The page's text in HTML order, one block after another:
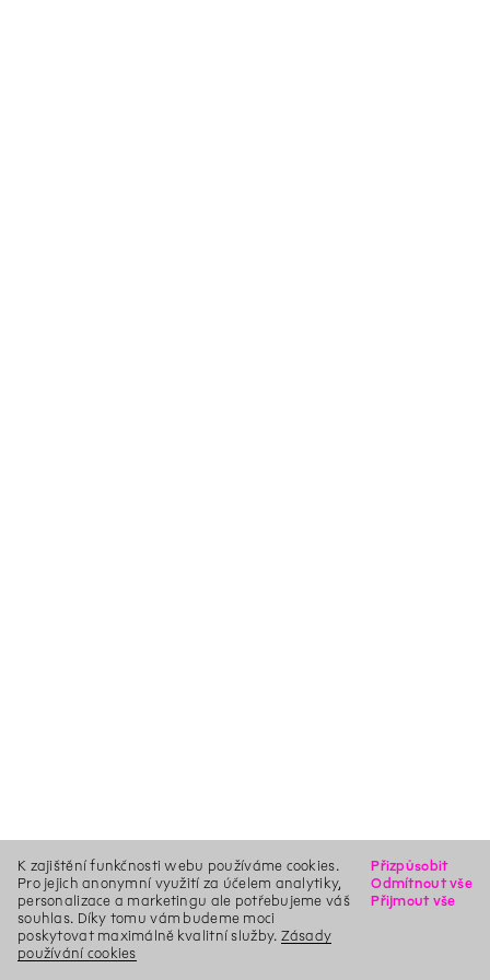
K zajištění funkčnosti webu používáme cookies.
Pro jejich anonymní využití za účelem analytiky,
personalizace a marketingu ale potřebujeme váš
souhlas. Díky tomu vám budeme moci
poskytovat maximálně kvalitní služby. Zásady
používání cookies
Přizpůsobit
Odmítnout vše
Přijmout vše